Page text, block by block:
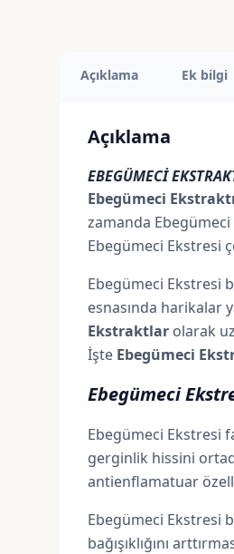
Açıklama Ek bilgi
Açıklama
EBEGÜMECİ
Ebegümeci
zamanda Ebegümeci
Ebegümeci Ekstresi
Ebegümeci Ekstresi
esnasında harikalar
Ekstraktlar olarak
İşte Ebegümeci
Ebegümeci
Ebegümeci Ekstresi
gerginlik hissini
antienflamatuar
Ebegümeci Ekstresi
bağışıklığını